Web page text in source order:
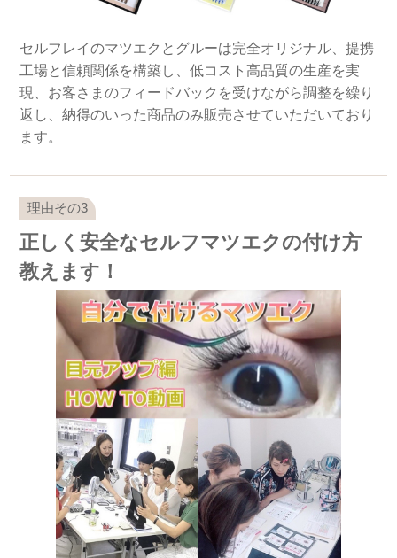
セルフレイのマツエクとグルーは完全オリジナル、提携
工場と信頼関係を構築し、低コスト高品質の生産を実
現、お客さまのフィードバックを受けながら調整を繰り
返し、納得のいった商品のみ販売させていただいており
ます。
正しく安全なセルフマツエクの付け方
教えます！